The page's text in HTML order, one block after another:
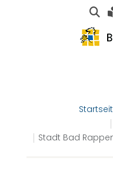
Stadt Bad